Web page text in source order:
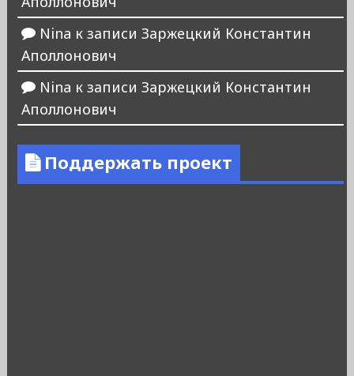
Nina к записи Заржецкий Константин
Аполлонович
Nina к записи Заржецкий Константин
Аполлонович
Поддержать проект